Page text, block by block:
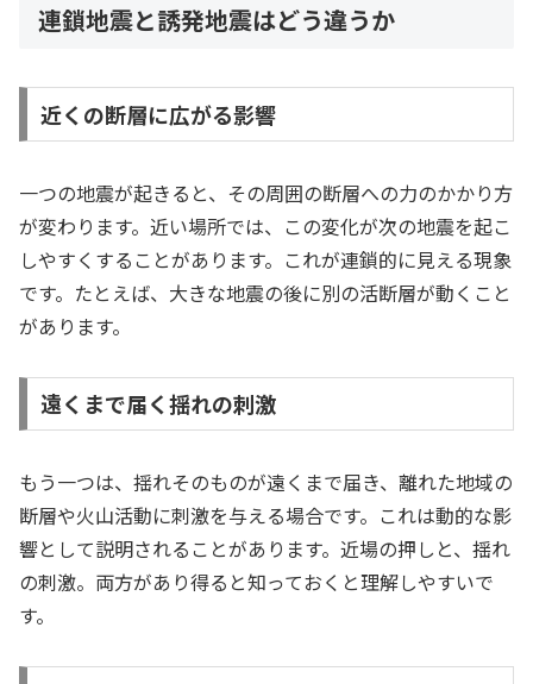
連鎖地震と誘発地震はどう違うか
近くの断層に広がる影響
一つの地震が起きると、その周囲の断層への力のかかり方
が変わります。近い場所では、この変化が次の地震を起こ
しやすくすることがあります。これが連鎖的に見える現象
です。たとえば、大きな地震の後に別の活断層が動くこと
があります。
遠くまで届く揺れの刺激
もう一つは、揺れそのものが遠くまで届き、離れた地域の
断層や火山活動に刺激を与える場合です。これは動的な影
響として説明されることがあります。近場の押しと、揺れ
の刺激。両方があり得ると知っておくと理解しやすいで
す。